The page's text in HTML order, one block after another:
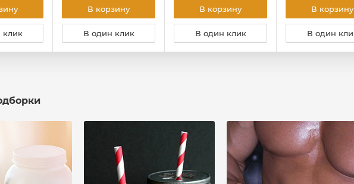
клик
В корзину
В один клик
В корзину
В один клик
В корзину
В один